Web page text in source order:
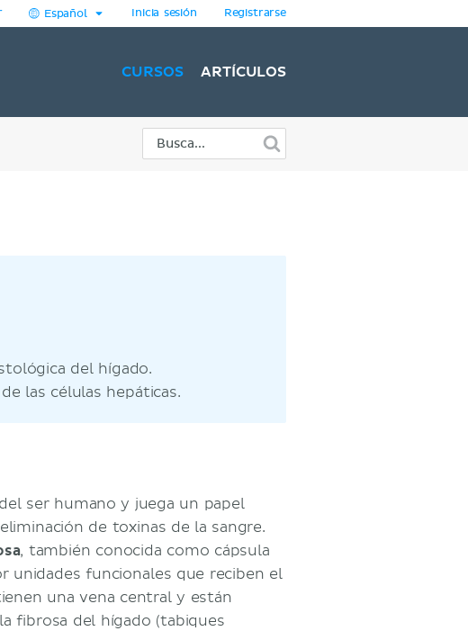
Español Inicia sesión Registrarse
CURSOS ARTÍCULOS
del hígado.
las células hepáticas.
ser humano y juega un papel
de toxinas de la sangre.
, también conocida como cápsula
unidades funcionales que reciben el
una vena central y están
fibrosa del hígado (tabiques